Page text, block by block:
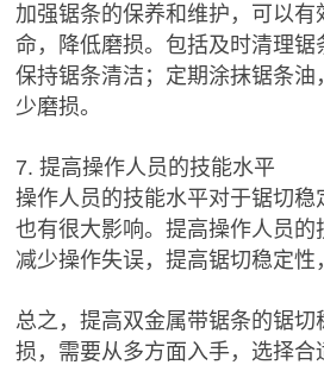
加强锯条的保养和维护，可以有
命，降低磨损。包括及时清理锯
保持锯条清洁；定期涂抹锯条
少磨损。
7. 提高操作人员的技能水平
操作人员的技能水平对于锯切稳
也有很大影响。提高操作人员
减少操作失误，提高锯切稳定性
总之，提高双金属带锯条的锯切
损，需要从多方面入手，选择合